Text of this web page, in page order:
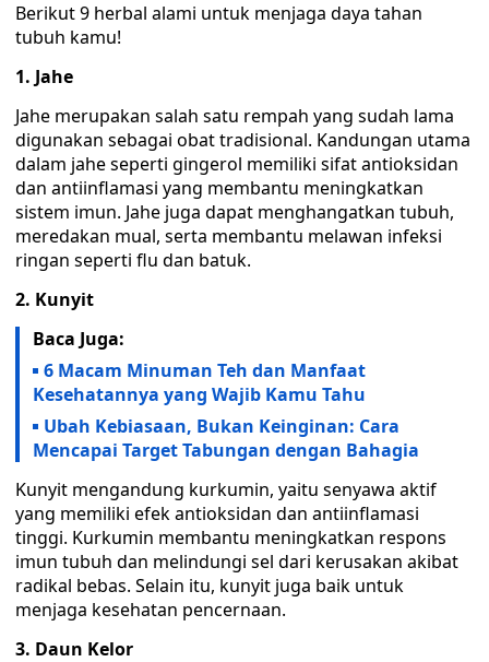
Berikut 9 herbal alami untuk menjaga daya tahan
tubuh kamu!
1. Jahe
Jahe merupakan salah satu rempah yang sudah lama
digunakan sebagai obat tradisional. Kandungan utama
dalam jahe seperti gingerol memiliki sifat antioksidan
dan antiinflamasi yang membantu meningkatkan
sistem imun. Jahe juga dapat menghangatkan tubuh,
meredakan mual, serta membantu melawan infeksi
ringan seperti flu dan batuk.
2. Kunyit
Baca Juga:
6 Macam Minuman Teh dan Manfaat
Kesehatannya yang Wajib Kamu Tahu
Ubah Kebiasaan, Bukan Keinginan: Cara
Mencapai Target Tabungan dengan Bahagia
Kunyit mengandung kurkumin, yaitu senyawa aktif
yang memiliki efek antioksidan dan antiinflamasi
tinggi. Kurkumin membantu meningkatkan respons
imun tubuh dan melindungi sel dari kerusakan akibat
radikal bebas. Selain itu, kunyit juga baik untuk
menjaga kesehatan pencernaan.
3. Daun Kelor